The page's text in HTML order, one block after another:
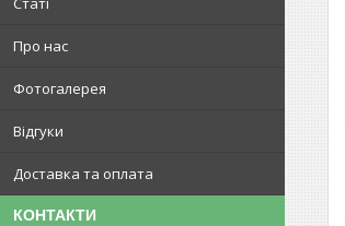
Про нас
Фотогалерея
Відгуки
Доставка та оплата
КОНТАКТИ